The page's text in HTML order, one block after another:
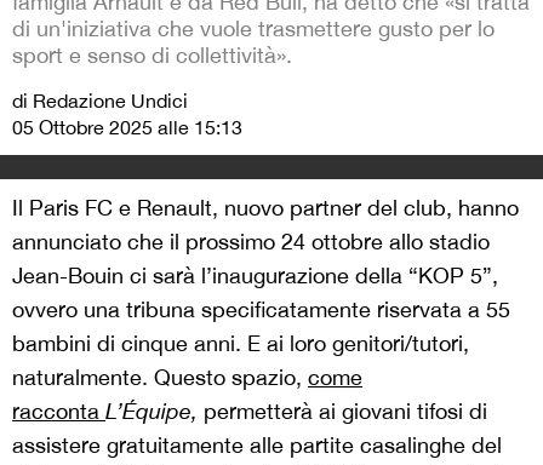
di un'iniziativa che vuole trasmettere gusto per lo
sport e senso di collettività».
di Redazione Undici
05 Ottobre 2025 alle 15:13
Il Paris FC e Renault, nuovo partner del club, hanno
annunciato che il prossimo 24 ottobre allo stadio
Jean-Bouin ci sarà l’inaugurazione della “KOP 5”,
ovvero una tribuna specificatamente riservata a 55
bambini di cinque anni. E ai loro genitori/tutori,
naturalmente. Questo spazio, come
racconta L’Équipe, permetterà ai giovani tifosi di
assistere gratuitamente alle partite casalinghe del